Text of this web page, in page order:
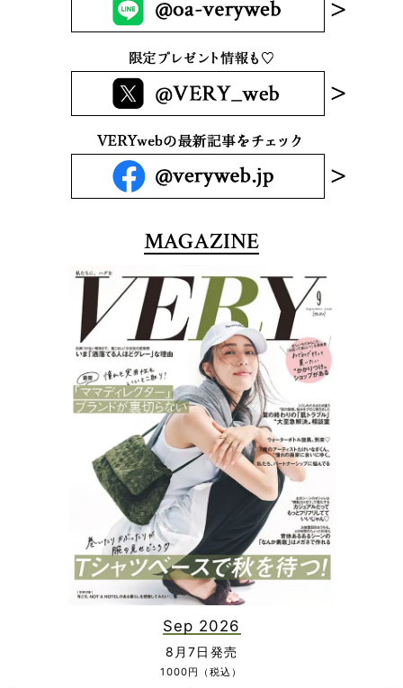
MAGAZINE
Sep 2026
8月7日発売
1000円（税込）